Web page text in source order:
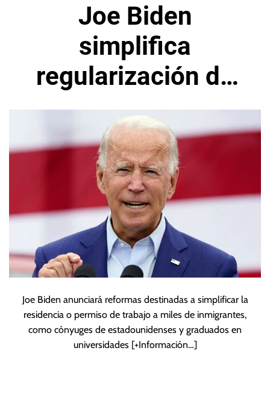
Joe Biden
simplifica
regularización de
miles de migrantes
en Estados Unidos
Joe Biden anunciará reformas destinadas a simplificar la
residencia o permiso de trabajo a miles de inmigrantes,
como cónyuges de estadounidenses y graduados en
universidades [+Información…]